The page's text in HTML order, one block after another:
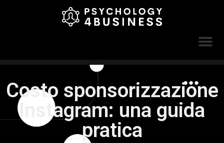
Costo sponsorizzazione
Instagram: una guida
pratica